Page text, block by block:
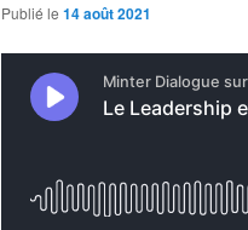
Publié le 14 août 2021